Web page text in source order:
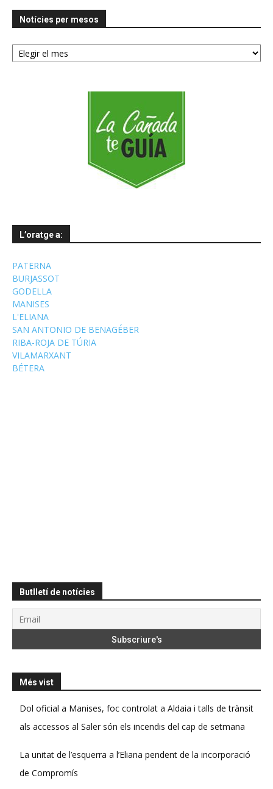
Notícies per mesos
Notícies
per
L’oratge a:
PATERNA
BURJASSOT
GODELLA
MANISES
L'ELIANA
SAN ANTONIO DE BENAGÉBER
RIBA-ROJA DE TÚRIA
VILAMARXANT
BÉTERA
Butlletí de notícies
Més vist
Dol oficial a Manises, foc controlat a Aldaia i talls de trànsit
als accessos al Saler són els incendis del cap de setmana
La unitat de l’esquerra a l’Eliana pendent de la incorporació
de Compromís